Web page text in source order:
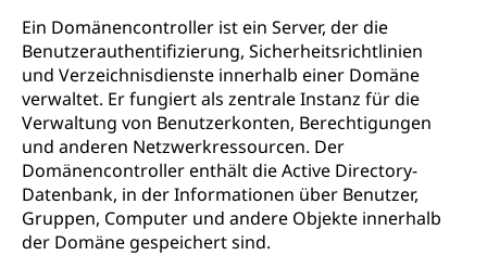
Ein Domänencontroller ist ein Server, der die
Benutzerauthentifizierung, Sicherheitsrichtlinien
und Verzeichnisdienste innerhalb einer Domäne
verwaltet. Er fungiert als zentrale Instanz für die
Verwaltung von Benutzerkonten, Berechtigungen
und anderen Netzwerkressourcen. Der
Domänencontroller enthält die Active Directory-
Datenbank, in der Informationen über Benutzer,
Gruppen, Computer und andere Objekte innerhalb
der Domäne gespeichert sind.